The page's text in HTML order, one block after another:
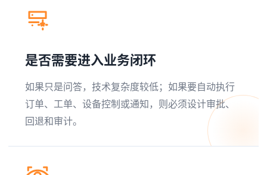
是否需要进入业务闭环
如果只是问答，技术复杂度较低；如果要自动执行
订单、工单、设备控制或通知，则必须设计审批、
回退和审计。